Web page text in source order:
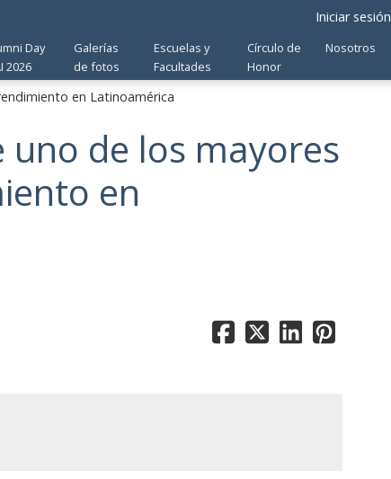
Iniciar sesión
Day
2026
Galerías
de fotos
Escuelas y
Facultades
Círculo de
Honor
Nosotros
en Latinoamérica
uno de los mayores
en